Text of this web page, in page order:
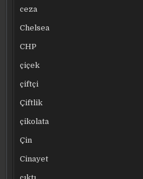
ceza
Chelsea
CHP
çiçek
çiftçi
Çiftlik
çikolata
Çin
Cinayet